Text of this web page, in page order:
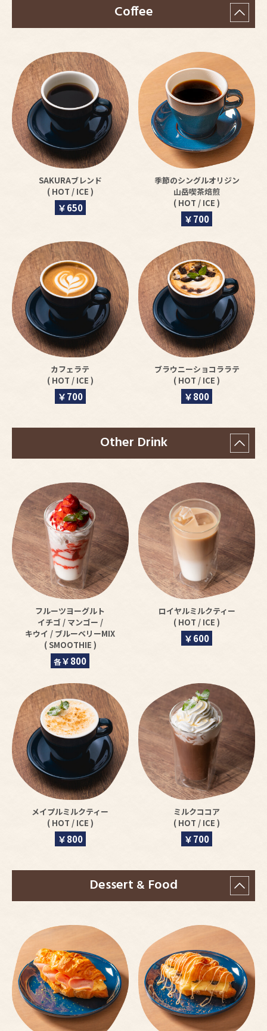
【2025年11月】日帰りイベントカレンダー
2025.10.06
お知らせ
【12月1日より】送迎バス運行時間変更のご案内
2025.09.22
おすすめ
【2025年10月】日帰りイベントカレンダー
2025.08.19
お知らせ
【9月6日】 サウナフェスティバル開催に伴う日帰り入浴中止のご案
内
Coffee
SAKURAブレンド
( HOT / ICE )
￥650
季節のシングルオリジン
山岳喫茶焙煎
( HOT / ICE )
￥700
カフェラテ
( HOT / ICE )
￥700
ブラウニーショコララテ
( HOT / ICE )
￥800
Other Drink
フルーツヨーグルト
イチゴ / マンゴー /
キウイ / ブルーベリーMIX
( SMOOTHIE )
各￥800
ロイヤルミルクティー
( HOT / ICE )
￥600
メイプルミルクティー
( HOT / ICE )
￥800
ミルクココア
( HOT / ICE )
￥700
Dessert & Food